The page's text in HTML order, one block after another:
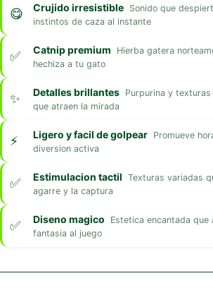
Crujido irresistible Sonido que
instintos de caza al instante
Catnip premium
Hierba gatera
hechiza a tu gato
Detalles brillantes Purpurina y
que atraen la mirada
Ligero y facil de golpear Promueve
diversion activa
Estimulacion tactil Texturas variadas
agarre y la captura
Diseno magico
Estetica encantada que
fantasia al juego